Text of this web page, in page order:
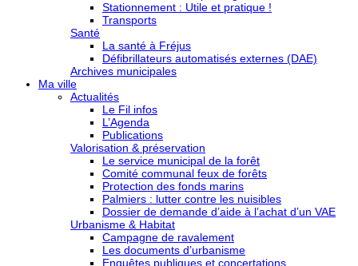
Stationnement : Utile et pratique !
Transports
Santé
La santé à Fréjus
Défibrillateurs automatisés externes (DAE)
Archives municipales
Ma ville
Actualités
Le Fil infos
L’Agenda
Publications
Valorisation & préservation
Le service municipal de la forêt
Comité communal feux de forêts
Protection des fonds marins
Palmiers : lutter contre les nuisibles
Dossier de demande d’aide à l’achat d’un VAE
Urbanisme & Habitat
Campagne de ravalement
Les documents d’urbanisme
Enquêtes publiques et concertations